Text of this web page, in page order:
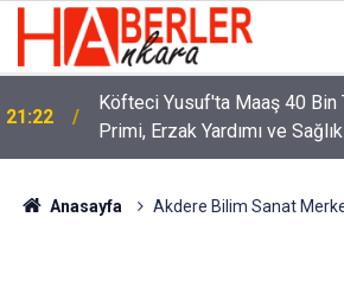
21:22
Köfteci Yusuf'ta Maaş 40 Bin
Primi, Erzak Yardımı ve
Çekti
Anasayfa Akdere Bilim Sanat